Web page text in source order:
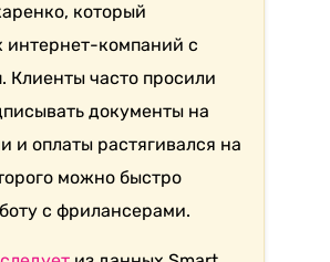
который
интернет-компаний с
Клиенты часто просили
документы на
и оплаты растягивался на
можно быстро
с фрилансерами.